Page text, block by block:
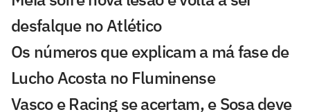
desfalque no Atlético
Os números que explicam a má fase de
Lucho Acosta no Fluminense
Vasco e Racing se acertam, e Sosa deve